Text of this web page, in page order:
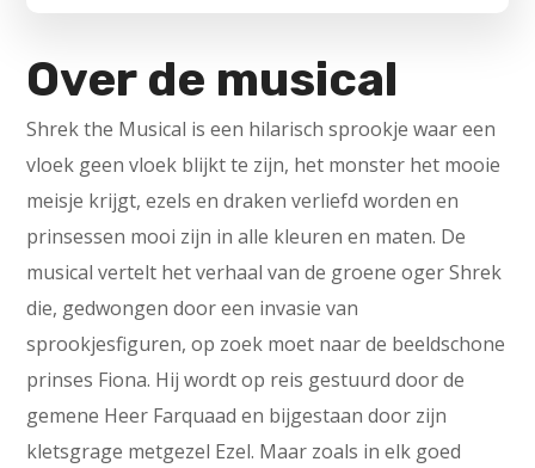
Over de musical
Shrek the Musical is een hilarisch sprookje waar een
vloek geen vloek blijkt te zijn, het monster het mooie
meisje krijgt, ezels en draken verliefd worden en
prinsessen mooi zijn in alle kleuren en maten. De
musical vertelt het verhaal van de groene oger Shrek
die, gedwongen door een invasie van
sprookjesfiguren, op zoek moet naar de beeldschone
prinses Fiona. Hij wordt op reis gestuurd door de
gemene Heer Farquaad en bijgestaan door zijn
kletsgrage metgezel Ezel. Maar zoals in elk goed